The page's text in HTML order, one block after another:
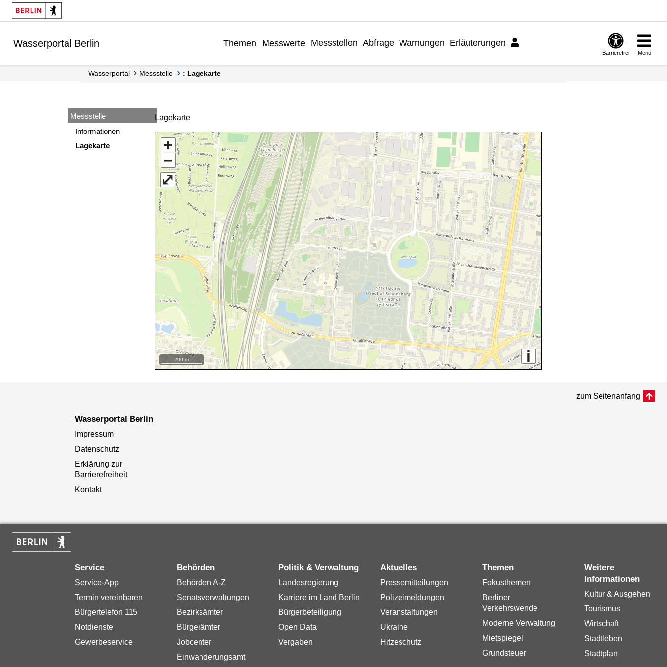
Springe zur Navigation
Springe zum Inhalt
Wasserportal Berlin Themen Messwerte Messstellen Abfrage Warnungen Erläuterungen
Barrierefrei Menü
Wasserportal Messstelle : Lagekarte
Messstelle
Informationen
Lagekarte
Lagekarte
+
−
i
⤢
200 m
zum Seitenanfang
Wasserportal Berlin
Impressum
Datenschutz
Erklärung zur
Barrierefreiheit
Kontakt
Service
Service-App
Termin vereinbaren
Bürgertelefon 115
Notdienste
Gewerbeservice
Behörden
Behörden A-Z
Senatsverwaltungen
Bezirksämter
Bürgerämter
Jobcenter
Einwanderungsamt
Politik & Verwaltung
Landesregierung
Karriere im Land Berlin
Bürgerbeteiligung
Open Data
Vergaben
Aktuelles
Pressemitteilungen
Polizeimeldungen
Veranstaltungen
Ukraine
Hitzeschutz
Themen
Fokusthemen
Berliner
Verkehrswende
Moderne Verwaltung
Mietspiegel
Grundsteuer
Weitere
Informationen
Kultur & Ausgehen
Tourismus
Wirtschaft
Stadtleben
Stadtplan